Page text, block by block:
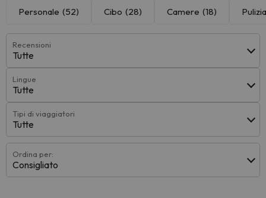
Personale (52) Cibo (28) Camere (18) Pulizia
Recensioni
Tutte
Lingue
Tutte
Tipi di viaggiatori
Tutte
Ordina per:
Consigliato